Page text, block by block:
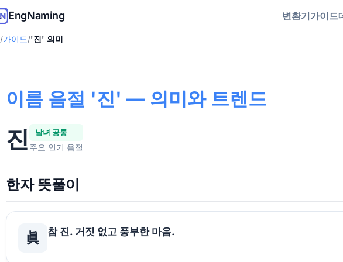
EngNaming 변환기가이드
/가이드/'진' 의미
이름 음절 '진' — 의미와 트렌드
진 남녀 공통
주요 인기 음절
한자 뜻풀이
眞 참 진. 거짓 없고 풍부한 마음.